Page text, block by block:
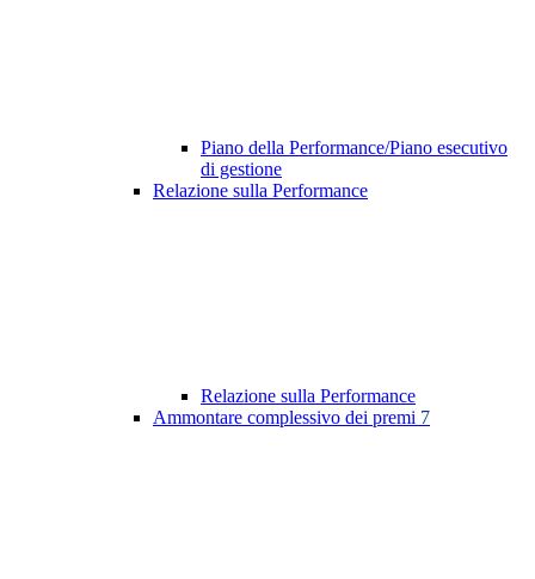
Piano della Performance/Piano esecutivo
di gestione
Relazione sulla Performance
Relazione sulla Performance
Ammontare complessivo dei premi 7